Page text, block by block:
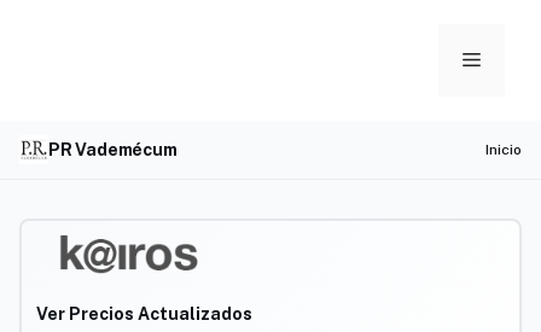
Menu
PR Vademécum Inicio
Ver Precios Actualizados